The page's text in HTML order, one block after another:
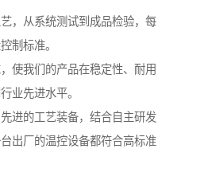
，从系统测试到成品检验，每
制标准。
使我们的产品在稳定性、耐用
业先进水平。
进的工艺装备，结合自主研发
出厂的温控设备都符合高标准